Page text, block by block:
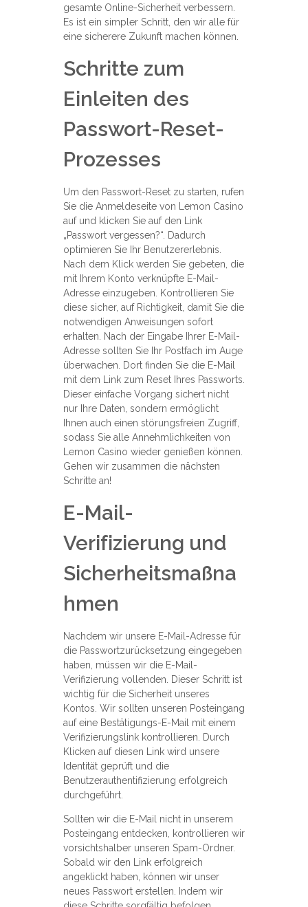
gesamte Online-Sicherheit verbessern.
Es ist ein simpler Schritt, den wir alle für
eine sicherere Zukunft machen können.
Schritte zum
Einleiten des
Passwort-Reset-
Prozesses
Um den Passwort-Reset zu starten, rufen
Sie die Anmeldeseite von Lemon Casino
auf und klicken Sie auf den Link
„Passwort vergessen?“. Dadurch
optimieren Sie Ihr Benutzererlebnis.
Nach dem Klick werden Sie gebeten, die
mit Ihrem Konto verknüpfte E-Mail-
Adresse einzugeben. Kontrollieren Sie
diese sicher, auf Richtigkeit, damit Sie die
notwendigen Anweisungen sofort
erhalten. Nach der Eingabe Ihrer E-Mail-
Adresse sollten Sie Ihr Postfach im Auge
überwachen. Dort finden Sie die E-Mail
mit dem Link zum Reset Ihres Passworts.
Dieser einfache Vorgang sichert nicht
nur Ihre Daten, sondern ermöglicht
Ihnen auch einen störungsfreien Zugriff,
sodass Sie alle Annehmlichkeiten von
Lemon Casino wieder genießen können.
Gehen wir zusammen die nächsten
Schritte an!
E-Mail-
Verifizierung und
Sicherheitsmaßna
hmen
Nachdem wir unsere E-Mail-Adresse für
die Passwortzurücksetzung eingegeben
haben, müssen wir die E-Mail-
Verifizierung vollenden. Dieser Schritt ist
wichtig für die Sicherheit unseres
Kontos. Wir sollten unseren Posteingang
auf eine Bestätigungs-E-Mail mit einem
Verifizierungslink kontrollieren. Durch
Klicken auf diesen Link wird unsere
Identität geprüft und die
Benutzerauthentifizierung erfolgreich
durchgeführt.
Sollten wir die E-Mail nicht in unserem
Posteingang entdecken, kontrollieren wir
vorsichtshalber unseren Spam-Ordner.
Sobald wir den Link erfolgreich
angeklickt haben, können wir unser
neues Passwort erstellen. Indem wir